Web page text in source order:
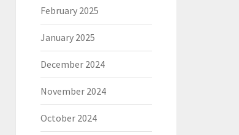
February 2025
January 2025
December 2024
November 2024
October 2024